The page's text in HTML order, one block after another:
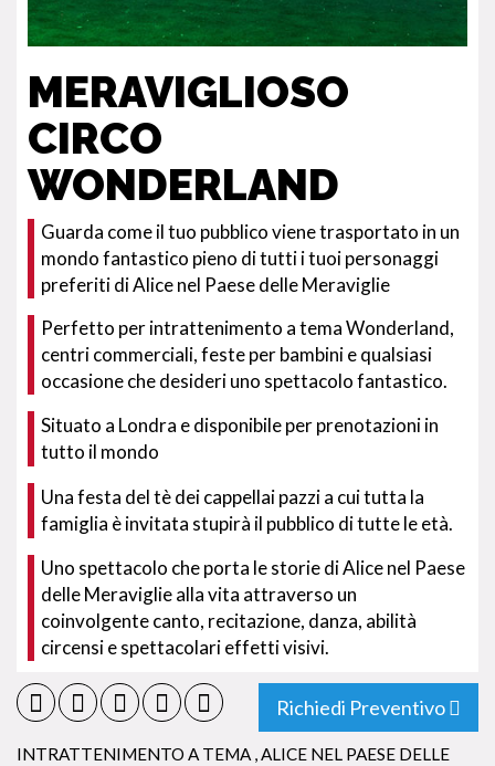
MERAVIGLIOSO
CIRCO
WONDERLAND
Guarda come il tuo pubblico viene trasportato in un
mondo fantastico pieno di tutti i tuoi personaggi
preferiti di Alice nel Paese delle Meraviglie
Perfetto per intrattenimento a tema Wonderland,
centri commerciali, feste per bambini e qualsiasi
occasione che desideri uno spettacolo fantastico.
Situato a Londra e disponibile per prenotazioni in
tutto il mondo
Una festa del tè dei cappellai pazzi a cui tutta la
famiglia è invitata stupirà il pubblico di tutte le età.
Uno spettacolo che porta le storie di Alice nel Paese
delle Meraviglie alla vita attraverso un
coinvolgente canto, recitazione, danza, abilità
circensi e spettacolari effetti visivi.
Richiedi Preventivo
INTRATTENIMENTO A TEMA ,ALICE NEL PAESE DELLE